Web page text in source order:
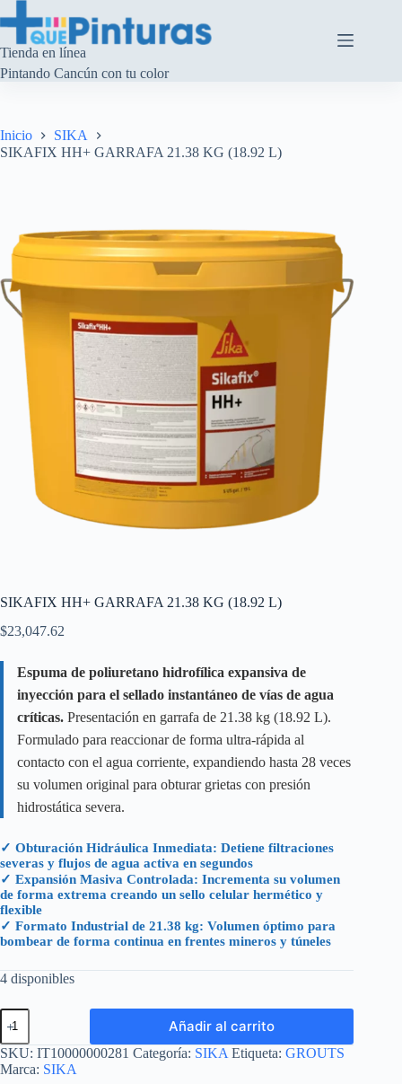
al
contenido
Tienda en línea
Pintando Cancún con tu color
Inicio
SIKA
SIKAFIX HH+ GARRAFA 21.38 KG (18.92 L)
SIKAFIX HH+ GARRAFA 21.38 KG (18.92 L)
$23,047.62
Espuma de poliuretano hidrofílica expansiva de
inyección para el sellado instantáneo de vías de agua
críticas. Presentación en garrafa de 21.38 kg (18.92 L).
Formulado para reaccionar de forma ultra-rápida al
contacto con el agua corriente, expandiendo hasta 28 veces
su volumen original para obturar grietas con presión
hidrostática severa.
✓ Obturación Hidráulica Inmediata: Detiene filtraciones
severas y flujos de agua activa en segundos
✓ Expansión Masiva Controlada: Incrementa su volumen
de forma extrema creando un sello celular hermético y
flexible
✓ Formato Industrial de 21.38 kg: Volumen óptimo para
bombear de forma continua en frentes mineros y túneles
4 disponibles
SIKAFIX
HH+
GARRAFA
21.38
KG
Añadir al carrito
SKU: IT10000000281 Categoría: SIKA Etiqueta: GROUTS
Marca: SIKA